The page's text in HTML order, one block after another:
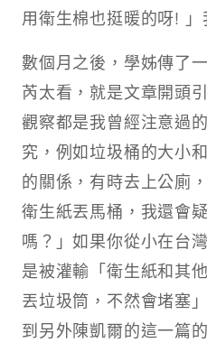
用衛生棉也挺暖的呀! 」
數個月之後，學姊傳了
芮太看，就是文章開頭
觀察都是我曾經注意過
究，例如垃圾桶的大小
的關係，有時去上公廁
衛生紙丟馬桶，我還會
嗎？」如果你從小在台
是被灌輸「衛生紙和其
丟垃圾筒，不然會堵塞
到另外陳凱爾的這一篇